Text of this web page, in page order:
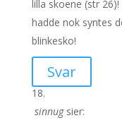
lilla skoene (str
hadde nok syntes
blinkesko!
Svar
sinnug sier: